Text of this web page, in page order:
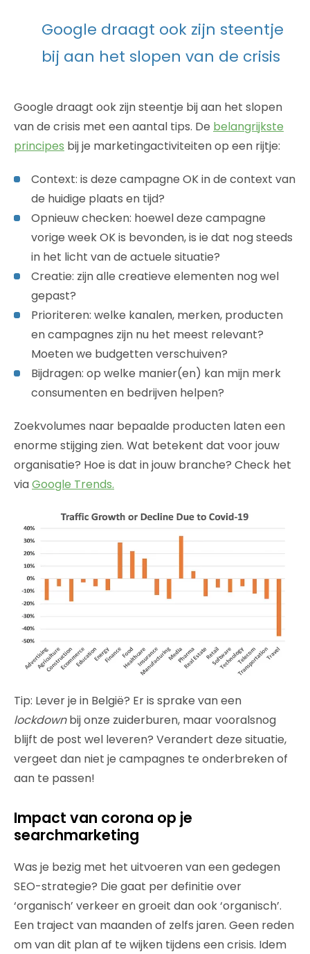
Google draagt ook zijn steentje
bij aan het slopen van de crisis
Google draagt ook zijn steentje bij aan het slopen
van de crisis met een aantal tips. De belangrijkste
principes bij je marketingactiviteiten op een rijtje:
Context: is deze campagne OK in de context van
de huidige plaats en tijd?
Opnieuw checken: hoewel deze campagne
vorige week OK is bevonden, is ie dat nog steeds
in het licht van de actuele situatie?
Creatie: zijn alle creatieve elementen nog wel
gepast?
Prioriteren: welke kanalen, merken, producten
en campagnes zijn nu het meest relevant?
Moeten we budgetten verschuiven?
Bijdragen: op welke manier(en) kan mijn merk
consumenten en bedrijven helpen?
Zoekvolumes naar bepaalde producten laten een
enorme stijging zien. Wat betekent dat voor jouw
organisatie? Hoe is dat in jouw branche? Check het
viaGoogle Trends.
Tip: Lever je in België? Er is sprake van een
lockdownbij onze zuiderburen, maar vooralsnog
blijft de post wel leveren? Verandert deze situatie,
vergeet dan niet je campagnes te onderbreken of
aan te passen!
Impact van corona op je
searchmarketing
Was je bezig met het uitvoeren van een gedegen
SEO-strategie? Die gaat per definitie over
‘organisch’ verkeer en groeit dan ook ‘organisch’.
Een traject van maanden of zelfs jaren. Geen reden
om van dit plan af te wijken tijdens een crisis. Idem